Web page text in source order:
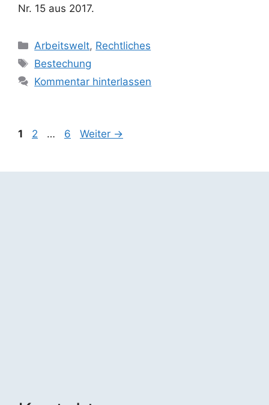
Nr. 15 aus 2017.
Kategorien
Arbeitswelt, Rechtliches
Schlagwörter
Bestechung
Kommentar hinterlassen
Seite
1 Seite
2 … Seite
6 Weiter →